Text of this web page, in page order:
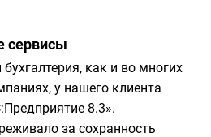
сервисы
как и во многих
у нашего клиента
8.3».
за сохранность